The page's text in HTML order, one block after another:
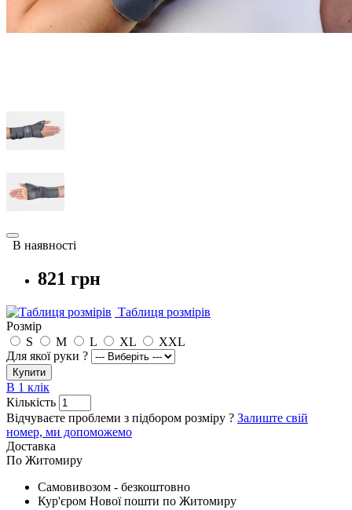
В наявності
821 грн
Таблиця розмірів
Розмір
S
M L XL
XXL
Для якої руки ?
Купити
В 1 клік
Кількість
Відчуваєте проблеми з підбором розміру ? Залиште свій
номер, ми допоможемо
Доставка
По Житомиру
Cамовивозом - безкоштовно
Кур'єром Нової пошти по Житомиру